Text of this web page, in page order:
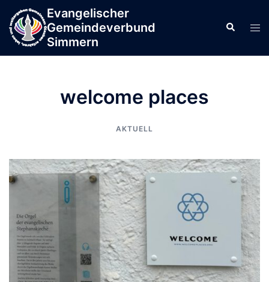
springen
Inhalt
springen
Evangelischer
Gemeindeverbund
Simmern
Suche
welcome places
AKTUELL